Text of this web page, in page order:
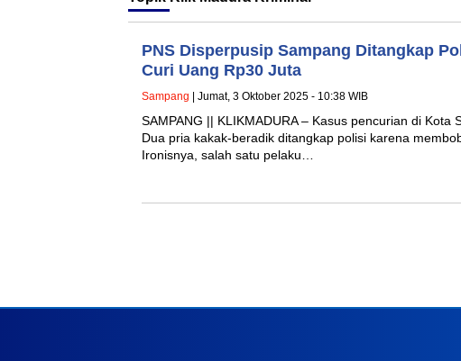
PNS Disperpusip Sampang Ditangkap
Curi Uang Rp30 Juta
Sampang | Jumat, 3 Oktober 2025 - 10:38 WIB
SAMPANG || KLIKMADURA – Kasus pencurian di Kota
Dua pria kakak-beradik ditangkap polisi karena
Ironisnya, salah satu pelaku…